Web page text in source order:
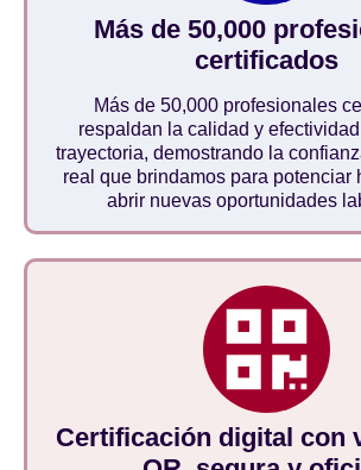
Más de 50,000
certificados
Más de 50,000 profesionales
respaldan la calidad y
trayectoria, demostrando la
real que brindamos para potenciar
abrir nuevas oportunidades
Certificación digital con